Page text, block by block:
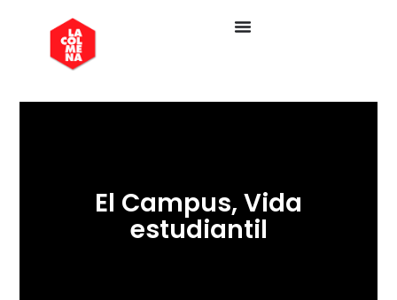
El Campus, Vida
estudiantil